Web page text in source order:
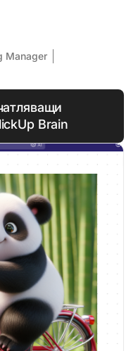
Manager
Brain